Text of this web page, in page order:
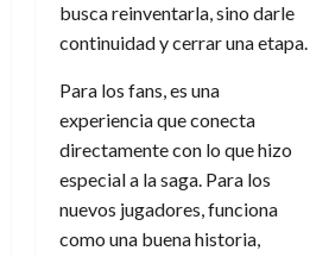
busca reinventarla, sino darle
continuidad y cerrar una etapa.
Para los fans, es una
experiencia que conecta
directamente con lo que hizo
especial a la saga. Para los
nuevos jugadores, funciona
como una buena historia,